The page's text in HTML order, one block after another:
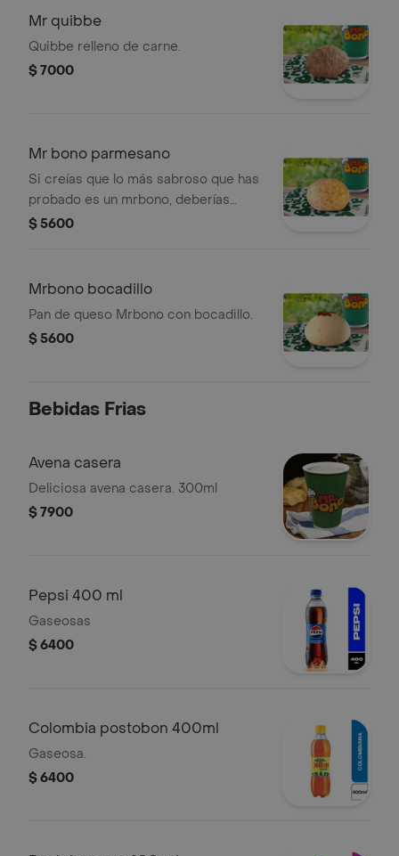
Mr quibbe
Quibbe relleno de carne.
$ 7000
Mr bono parmesano
Si creías que lo más sabroso que has
probado es un mrbono, deberías
probarlo con queso parmesano
$ 5600
Mrbono bocadillo
Pan de queso Mrbono con bocadillo.
$ 5600
Bebidas Frias
Avena casera
Deliciosa avena casera. 300ml
$ 7900
Pepsi 400 ml
Gaseosas
$ 6400
Colombia postobon 400ml
Gaseosa.
$ 6400